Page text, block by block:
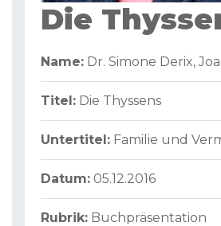
Die
Name: Dr. Simone Derix,
Titel: Die Thyssens
Untertitel: Familie und
Datum: 05.12.2016
Rubrik: Buchpräsentation